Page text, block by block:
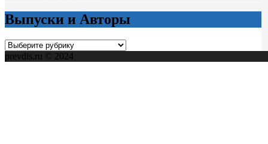
Выпуски и Авторы
Выпуски
и
prevdis.ru © 2024